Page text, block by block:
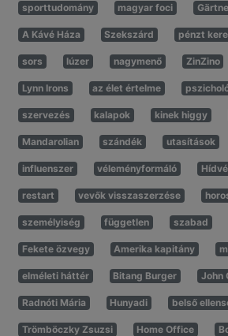
sporttudomány magyar foci
A Kávé Háza Szekszárd pénzt
sors lúzer nagymenő ZinZino
Lynn Irons az élet értelme
szervezés kalapok kinek higgy
Mandarolian szándék utasítások
influenszer véleményformáló
restart vevők visszaszerzése
személyiség független szabad
Fekete özvegy Amerika kapitány
elméleti háttér Bitang Burger John
Radnóti Mária Hunyadi belső
Trömböczky Zsuzsi Home Office